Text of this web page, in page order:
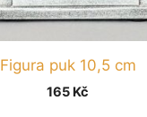
Figura puk 10,5 cm
165 Kč